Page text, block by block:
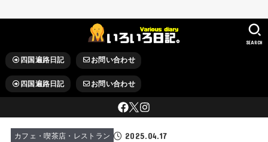
四国遍路日記 お問い合わせ
四国遍路日記 お問い合わせ
SEARCH
カフェ・喫茶店・レストラン 2025.04.17